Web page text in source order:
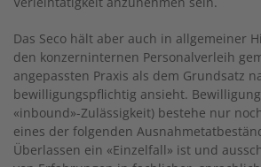
Das Seco hält aber auch in allgemeiner
den konzerninternen Personalverleih
angepassten Praxis als dem Grundsatz
bewilligungspflichtig ansieht.
«inbound»-Zulässigkeit) bestehe nur
eines der folgenden
Überlassen ein «Einzelfall» ist und